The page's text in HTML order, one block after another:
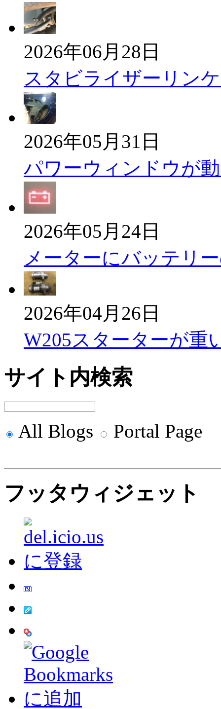
2026年06月28日
スタビライザーリン
2026年05月31日
パワーウィンドウが
2026年05月24日
メーターにバッテリ
2026年04月26日
W205スターターが重
サイト内検索
All Blogs Portal Page
フッタウィジェット